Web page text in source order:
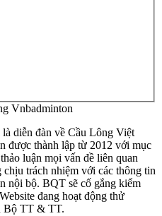
Vnbadminton
diễn đàn về Cầu Lông Việt
được thành lập từ 2012 với mục
luận mọi vấn đề liên quan
trách nhiệm với các thông tin
nội bộ. BQT sẽ cố gắng kiểm
đang hoạt động thử
Bộ TT & TT.